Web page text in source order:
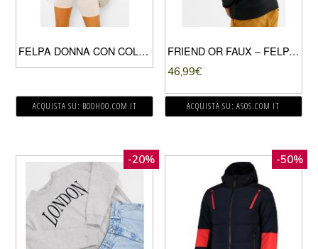
FELPA DONNA CON COLLO A COSTE E CERNIERA CON SCRITTA, GRIGIO MÉLANGE
ACQUISTA SU: BOOHOO.COM IT
FRIEND OR FAUX – FELPA CON CAPPUCCIO E STAMPA SUL RETRO-NERO
46,99€
ACQUISTA SU: ASOS.COM IT
-20% -50%